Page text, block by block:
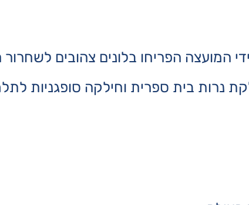
המועצה הפריחו בלונים צהובים לשחרור
בית ספרית וחילקה סופגניות